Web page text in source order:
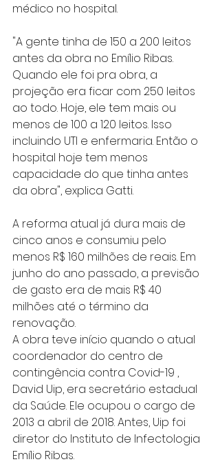
médico no hospital.
"A gente tinha de 150 a 200 leitos
antes da obra no Emílio Ribas.
Quando ele foi pra obra, a
projeção era ficar com 250 leitos
ao todo. Hoje, ele tem mais ou
menos de 100 a 120 leitos. Isso
incluindo UTI e enfermaria. Então o
hospital hoje tem menos
capacidade do que tinha antes
da obra", explica Gatti.
A reforma atual já dura mais de
cinco anos e consumiu pelo
menos R$ 160 milhões de reais. Em
junho do ano passado, a previsão
de gasto era de mais R$ 40
milhões até o término da
renovação.
A obra teve início quando o atual
coordenador do centro de
contingência contra Covid-19 ,
David Uip, era secretário estadual
da Saúde. Ele ocupou o cargo de
2013 a abril de 2018. Antes, Uip foi
diretor do Instituto de Infectologia
Emílio Ribas.